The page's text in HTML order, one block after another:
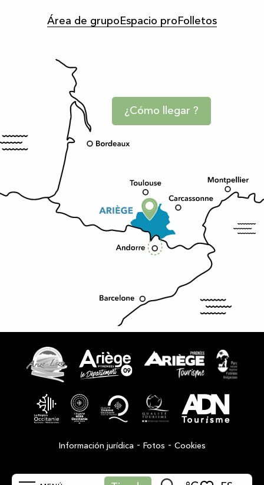
Área de grupo Espacio pro Folletos
¿Cómo llegar ?
Información jurídica - Fotos - Cookies